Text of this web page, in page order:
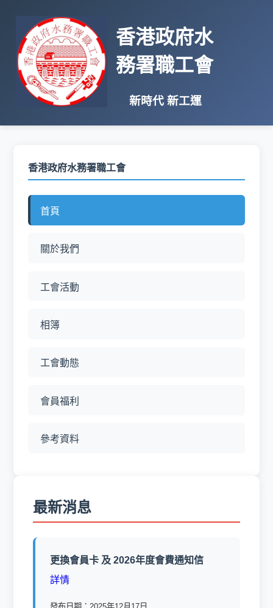
香港政府水
務署職工會
新時代 新工運
香港政府水務署職工會
首頁
關於我們
工會活動
相簿
工會動態
會員福利
參考資料
最新消息
更換會員卡 及 2026年度會費通知信
詳情